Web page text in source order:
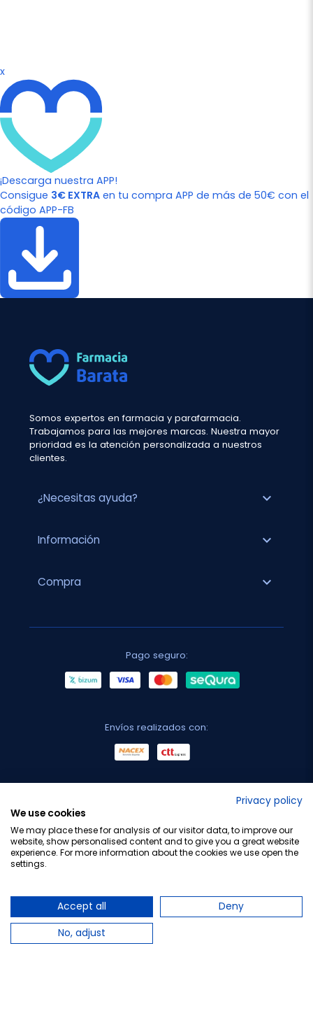
x
¡Descarga nuestra APP!
Consigue 3€ EXTRA en tu compra APP de más de 50€ con el
código APP-FB
Somos expertos en farmacia y parafarmacia.
Trabajamos para las mejores marcas. Nuestra mayor
prioridad es la atención personalizada a nuestros
clientes.
¿Necesitas ayuda? expand_more
Información expand_more
Compra expand_more
Pago seguro:
Envíos realizados con:
Privacy policy
We use cookies
We may place these for analysis of our visitor data, to improve our
website, show personalised content and to give you a great website
experience. For more information about the cookies we use open the
settings.
Accept all
Deny
No, adjust